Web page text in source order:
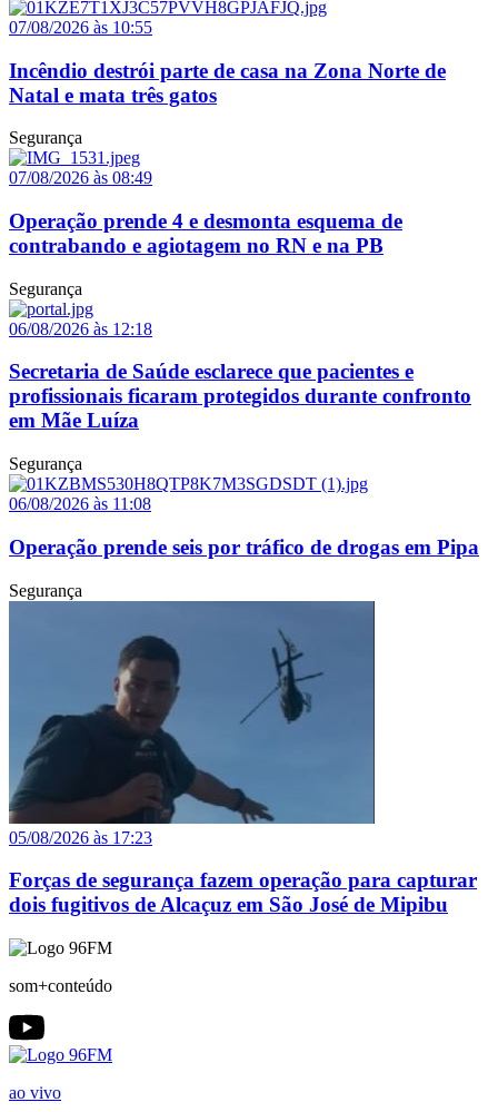
07/08/2026 às 10:55
Incêndio destrói parte de casa na Zona Norte de
Natal e mata três gatos
Segurança
07/08/2026 às 08:49
Operação prende 4 e desmonta esquema de
contrabando e agiotagem no RN e na PB
Segurança
06/08/2026 às 12:18
Secretaria de Saúde esclarece que pacientes e
profissionais ficaram protegidos durante confronto
em Mãe Luíza
Segurança
06/08/2026 às 11:08
Operação prende seis por tráfico de drogas em Pipa
Segurança
05/08/2026 às 17:23
Forças de segurança fazem operação para capturar
dois fugitivos de Alcaçuz em São José de Mipibu
som+conteúdo
ao vivo